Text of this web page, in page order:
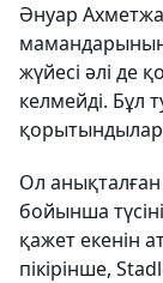
Әнуар
жүйесі әлі де
келмейді. Бұл
Ол анықталған
бойынша
қажет екенін
пікірінше,